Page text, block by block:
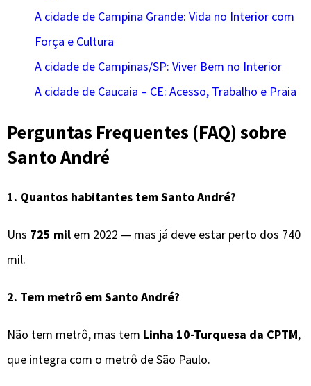
A cidade de Campina Grande: Vida no Interior com
Força e Cultura
A cidade de Campinas/SP: Viver Bem no Interior
A cidade de Caucaia – CE: Acesso, Trabalho e Praia
Perguntas Frequentes (FAQ) sobre
Santo André
1. Quantos habitantes tem Santo André?
Uns 725 mil em 2022 — mas já deve estar perto dos 740
mil.
2. Tem metrô em Santo André?
Não tem metrô, mas tem Linha 10-Turquesa da CPTM,
que integra com o metrô de São Paulo.